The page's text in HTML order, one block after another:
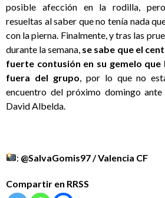
posible afección en la rodilla,
resueltas al saber que no tenía nada
con la pierna. Finalmente, y tras las
durante la semana, se sabe que el
fuerte contusión en su gemelo que
fuera del grupo , por lo que no
encuentro del próximo domingo
David Albelda.
: @SalvaGomis97 / Valencia CF
Compartir en RRSS